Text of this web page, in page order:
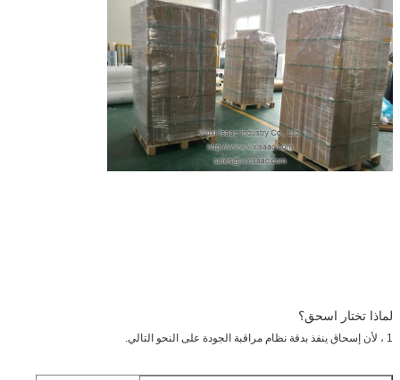
لماذا تختار اسحق؟
1 ، لأن إسحاق ينفذ بدقة نظام مراقبة الجودة على النحو التالي.